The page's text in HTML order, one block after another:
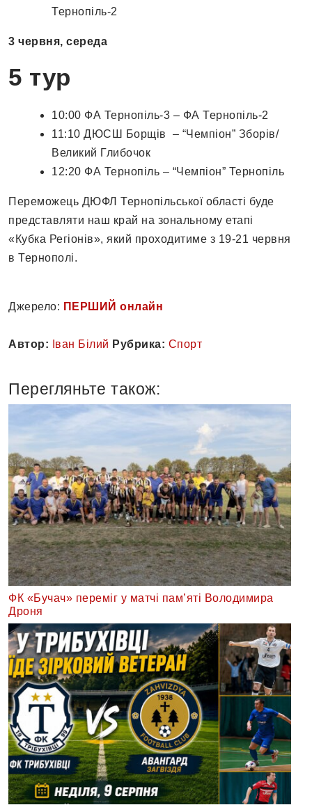
Тернопіль-2
3 червня, середа
5 тур
10:00 ФА Тернопіль-3 – ФА Тернопіль-2
11:10 ДЮСШ Борщів – “Чемпіон” Зборів/
Великий Глибочок
12:20 ФА Тернопіль – “Чемпіон” Тернопіль
Переможець ДЮФЛ Тернопільської області буде
представляти наш край на зональному етапі
«Кубка Регіонів», який проходитиме з 19-21 червня
в Тернополі.
Джерело: ПЕРШИЙ онлайн
Автор: Іван Білий Рубрика: Спорт
Перегляньте також:
ФК «Бучач» переміг у матчі пам’яті Володимира
Дроня